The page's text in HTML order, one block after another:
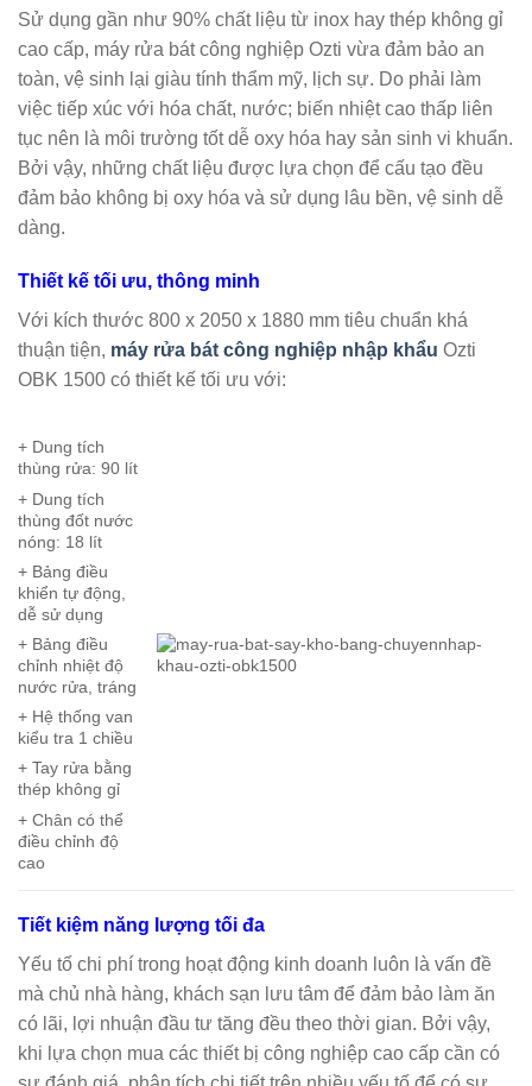
Sử dụng gần như 90% chất liệu từ inox hay thép không gỉ
cao cấp, máy rửa bát công nghiệp Ozti vừa đảm bảo an
toàn, vệ sinh lại giàu tính thẩm mỹ, lịch sự. Do phải làm
việc tiếp xúc với hóa chất, nước; biến nhiệt cao thấp liên
tục nên là môi trường tốt dễ oxy hóa hay sản sinh vi khuẩn.
Bởi vậy, những chất liệu được lựa chọn để cấu tạo đều
đảm bảo không bị oxy hóa và sử dụng lâu bền, vệ sinh dễ
dàng.
Thiết kế tối ưu, thông minh
Với kích thước 800 x 2050 x 1880 mm tiêu chuẩn khá
thuận tiện, máy rửa bát công nghiệp nhập khẩu Ozti
OBK 1500 có thiết kế tối ưu với:
+ Dung tích
thùng rửa: 90 lít
+ Dung tích
thùng đốt nước
nóng: 18 lít
+ Bảng điều
khiển tự động,
dễ sử dụng
+ Bảng điều
chỉnh nhiệt độ
nước rửa, tráng
+ Hệ thống van
kiểu tra 1 chiều
+ Tay rửa bằng
thép không gỉ
+ Chân có thể
điều chỉnh độ
cao
Tiết kiệm năng lượng tối đa
Yếu tố chi phí trong hoạt động kinh doanh luôn là vấn đề
mà chủ nhà hàng, khách sạn lưu tâm để đảm bảo làm ăn
có lãi, lợi nhuận đầu tư tăng đều theo thời gian. Bởi vậy,
khi lựa chọn mua các thiết bị công nghiệp cao cấp cần có